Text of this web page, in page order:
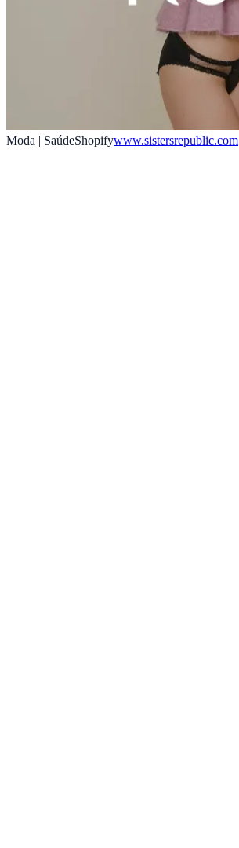
Moda | SaúdeShopifywww.sistersrepublic.com